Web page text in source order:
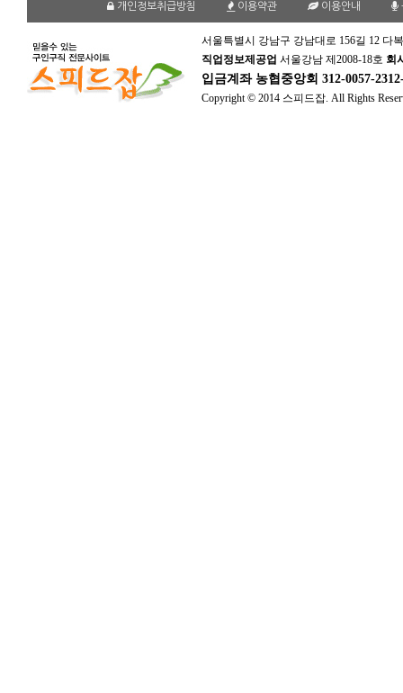
개인정보취급방침 이용약관 이용안내
서울특별시 강남구 강남대로 156길 12 다
직업정보제공업 서울강남 제2008-18호 회
입금계좌 농협중앙회 312-0057-
Copyright © 2014 스피드잡. All Rights